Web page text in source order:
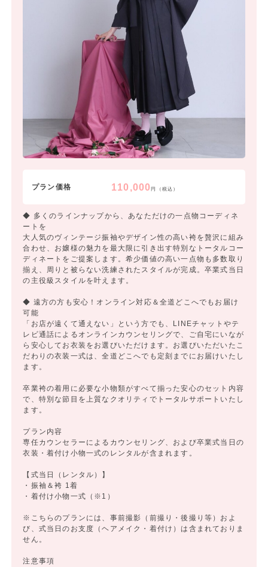
プラン価格 110,000円（税込）
◆ 多くのラインナップから、あなただけの一点物コーディネ
ートを
大人気のヴィンテージ振袖やデザイン性の高い袴を贅沢に組み
合わせ、お嬢様の魅力を最大限に引き出す特別なトータルコー
ディネートをご提案します。希少価値の高い一点物も多数取り
揃え、周りと被らない洗練されたスタイルが完成。卒業式当日
の主役級スタイルを叶えます。
◆ 遠方の方も安心！オンライン対応＆全道どこへでもお届け
可能
「お店が遠くて通えない」という方でも、LINEチャットやテ
レビ通話によるオンラインカウンセリングで、ご自宅にいなが
ら安心してお衣装をお選びいただけます。お選びいただいたこ
だわりの衣装一式は、全道どこへでも定刻までにお届けいたし
ます。
卒業袴の着用に必要な小物類がすべて揃った安心のセット内容
で、特別な節目を上質なクオリティでトータルサポートいたし
ます。
プラン内容
専任カウンセラーによるカウンセリング、および卒業式当日の
衣装・着付け小物一式のレンタルが含まれます。
【式当日（レンタル）】
・振袖＆袴 1着
・着付け小物一式（※1）
※こちらのプランには、事前撮影（前撮り・後撮り等）およ
び、式当日のお支度（ヘアメイク・着付け）は含まれておりま
せん。
注意事項